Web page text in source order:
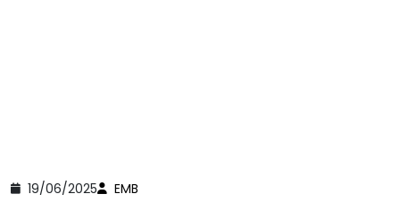
19/06/2025 EMB